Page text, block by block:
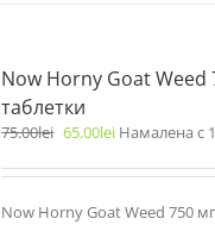
Now Horny Goat Weed
таблетки
75.00lei 65.00lei Намалена с
Now Horny Goat Weed 750